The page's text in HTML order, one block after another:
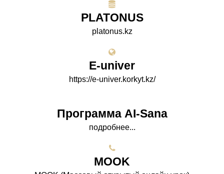
PLATONUS
platonus.kz
E-univer
https://e-univer.korkyt.kz/
Программа AI-Sana
подробнее...
МООK